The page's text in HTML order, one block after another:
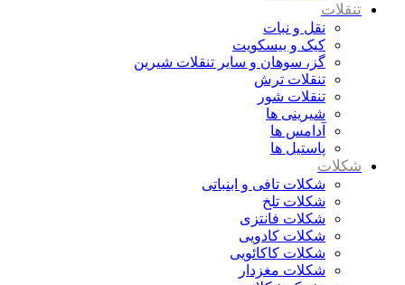
تنقلات
نقل و نبات
کیک و بیسکویت
گز، سوهان و سایر تنقلات شیرین
تنقلات ترش
تنقلات شور
شیرینی ها
آدامس ها
پاستیل ها
شکلات
شکلات تافی و ابنباتی
شکلات تلخ
شکلات فانتزی
شکلات کادویی
شکلات کاکائویی
شکلات مغزدار